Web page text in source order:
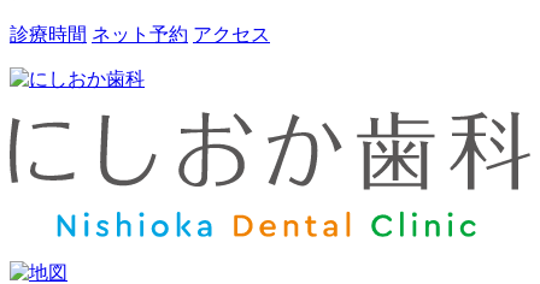
診療時間 ネット予約 アクセス